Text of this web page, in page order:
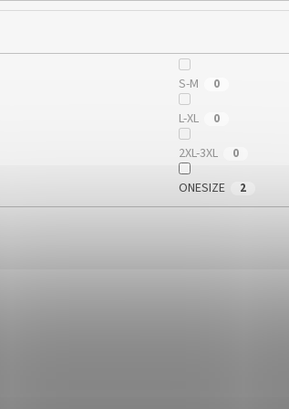
S-M 0
L-XL 0
2XL-3XL 0
ONESIZE 2